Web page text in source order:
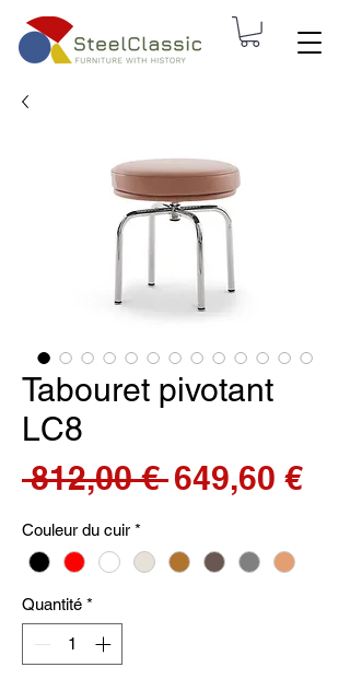
Tabouret pivotant
LC8
812,00 € Prix
649,60 €Prix
Couleur du cuir *
Quantité *